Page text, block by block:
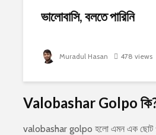
ভালোবাসি, বলতে পারিনি
Muradul Hasan 478 views
Valobashar Golpo
valobashar golpo হলো এমন এক ছোট